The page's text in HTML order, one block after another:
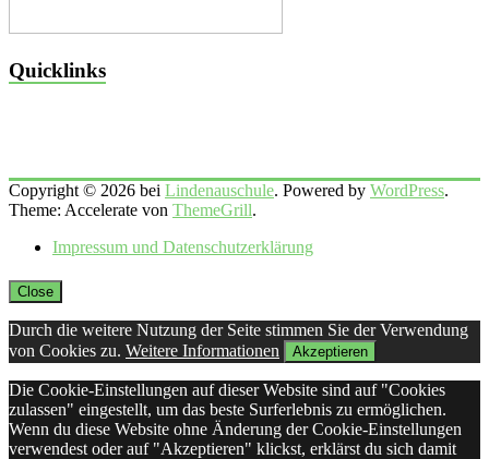
Quicklinks
Copyright © 2026 bei Lindenauschule. Powered by WordPress.
Theme: Accelerate von ThemeGrill.
Impressum und Datenschutzerklärung
Close
Durch die weitere Nutzung der Seite stimmen Sie der Verwendung
von Cookies zu. Weitere Informationen Akzeptieren
Die Cookie-Einstellungen auf dieser Website sind auf "Cookies
zulassen" eingestellt, um das beste Surferlebnis zu ermöglichen.
Wenn du diese Website ohne Änderung der Cookie-Einstellungen
verwendest oder auf "Akzeptieren" klickst, erklärst du sich damit